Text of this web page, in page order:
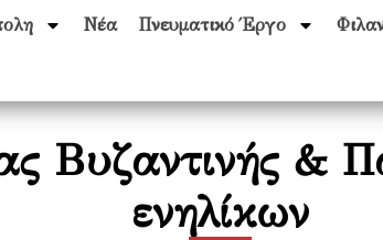
Νέα Πνευματικό Έργο
Βυζαντινής &
ενηλίκων